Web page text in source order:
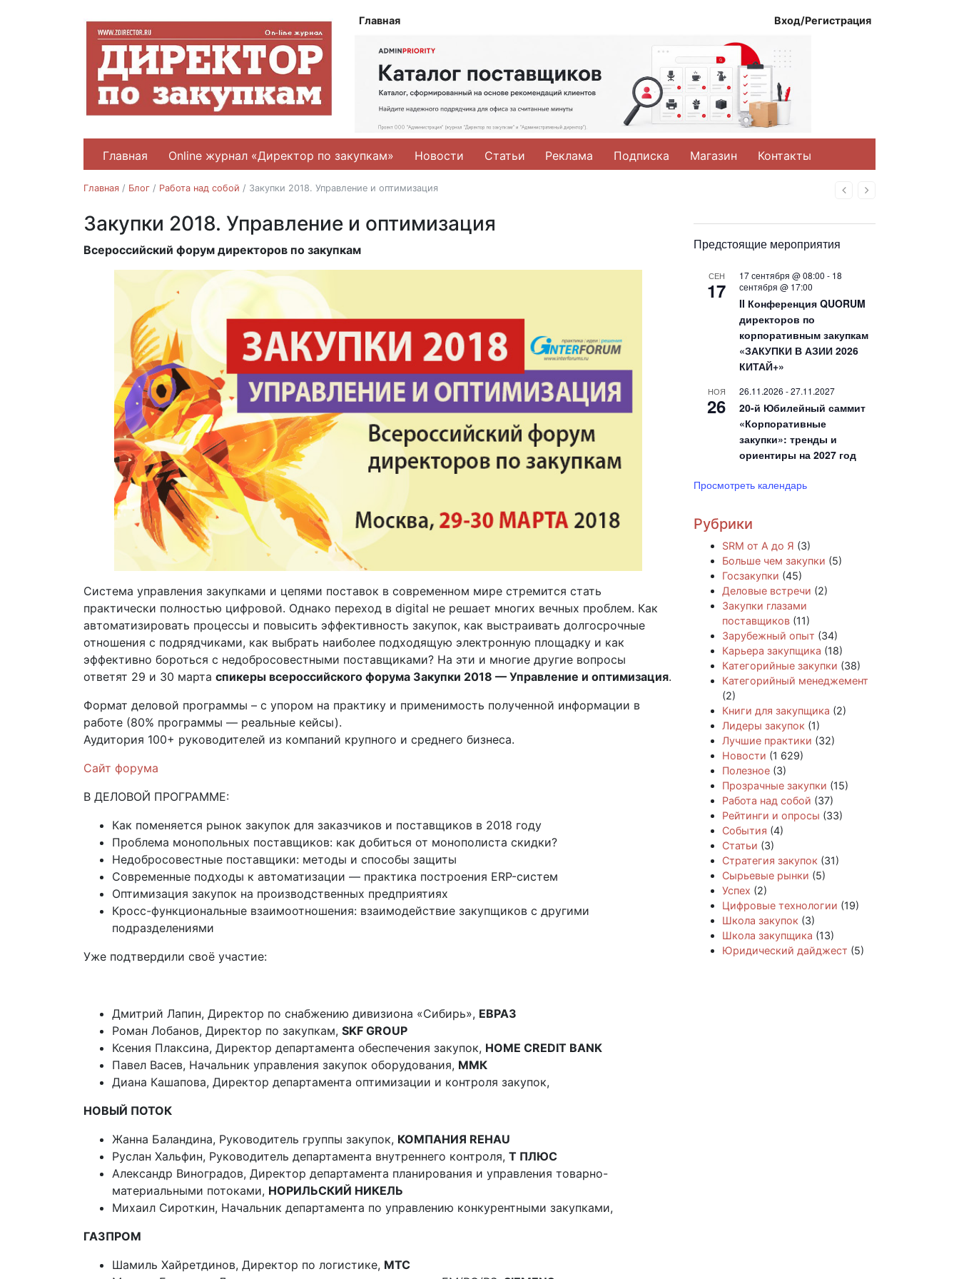
Главная Вход/Регистрация
Главная Online журнал «Директор по закупкам» Новости Статьи Реклама Подписка Магазин Контакты
НазадВперед
Главная / Блог / Работа над собой / Закупки 2018. Управление и оптимизация
Работа над собой
Закупки 2018. Управление и оптимизация
27.02.2018
Всероссийский форум директоров по закупкам
Система управления закупками и цепями поставок в современном мире стремится стать
практически полностью цифровой. Однако переход в digital не решает многих вечных проблем. Как
автоматизировать процессы и повысить эффективность закупок, как выстраивать долгосрочные
отношения с подрядчиками, как выбрать наиболее подходящую электронную площадку и как
эффективно бороться с недобросовестными поставщиками? На эти и многие другие вопросы
ответят 29 и 30 марта спикеры всероссийского форума Закупки 2018 — Управление и оптимизация.
Формат деловой программы – с упором на практику и применимость полученной информации в
работе (80% программы — реальные кейсы).
Аудитория 100+ руководителей из компаний крупного и среднего бизнеса.
Сайт форума
В ДЕЛОВОЙ ПРОГРАММЕ:
Как поменяется рынок закупок для заказчиков и поставщиков в 2018 году
Проблема монопольных поставщиков: как добиться от монополиста скидки?
Недобросовестные поставщики: методы и способы защиты
Современные подходы к автоматизации — практика построения ERP-систем
Оптимизация закупок на производственных предприятиях
Кросс-функциональные взаимоотношения: взаимодействие закупщиков с другими
подразделениями
Уже подтвердили своё участие:
Дмитрий Лапин, Директор по снабжению дивизиона «Сибирь», ЕВРАЗ
Роман Лобанов, Директор по закупкам, SKF GROUP
Ксения Плаксина, Директор департамента обеспечения закупок, HOME CREDIT BANK
Павел Васев, Начальник управления закупок оборудования, ММК
Диана Кашапова, Директор департамента оптимизации и контроля закупок,
НОВЫЙ ПОТОК
Жанна Баландина, Руководитель группы закупок, КОМПАНИЯ REHAU
Руслан Хальфин, Руководитель департамента внутреннего контроля, Т ПЛЮС
Александр Виноградов, Директор департамента планирования и управления товарно-
материальными потоками, НОРИЛЬСКИЙ НИКЕЛЬ
Михаил Сироткин, Начальник департамента по управлению конкурентными закупками,
ГАЗПРОМ
Шамиль Хайретдинов, Директор по логистике, МТС
Предстоящие мероприятия
СЕН
17
17 сентября @ 08:00 - 18
сентября @ 17:00
II Конференция QUORUM
директоров по
корпоративным закупкам
«ЗАКУПКИ В АЗИИ 2026
КИТАЙ+»
НОЯ
26
26.11.2026 -27.11.2027
20-й Юбилейный саммит
«Корпоративные
закупки»: тренды и
ориентиры на 2027 год
Просмотреть календарь
Рубрики
SRM от А до Я (3)
Больше чем закупки (5)
Госзакупки (45)
Деловые встречи (2)
Закупки глазами
поставщиков (11)
Зарубежный опыт (34)
Карьера закупщика (18)
Категорийные закупки (38)
Категорийный менеджемент
(2)
Книги для закупщика (2)
Лидеры закупок (1)
Лучшие практики (32)
Новости (1 629)
Полезное (3)
Прозрачные закупки (15)
Работа над собой (37)
Рейтинги и опросы (33)
События (4)
Статьи (3)
Стратегия закупок (31)
Сырьевые рынки (5)
Успех (2)
Цифровые технологии (19)
Школа закупок (3)
Школа закупщика (13)
Юридический дайджест (5)